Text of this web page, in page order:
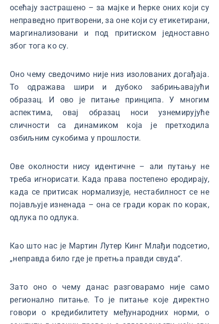
осећају застрашено – за мајке и ћерке оних који су
неправедно притворени, за оне који су етикетирани,
маргинализовани и под притиском једноставно
због тога ко су.
Оно чему сведочимо није низ изолованих догађаја.
То одражава шири и дубоко забрињавајући
образац. И ово је питање принципа. У многим
аспектима, овај образац носи узнемирујуће
сличности са динамиком која је претходила
озбиљним сукобима у прошлости.
Ове околности нису идентичне – али путању не
треба игнорисати. Када права постепено еродирају,
када се притисак нормализује, нестабилност се не
појављује изненада – она се гради корак по корак,
одлука по одлука.
Као што нас је Мартин Лутер Кинг Млађи подсетио,
„неправда било где је претња правди свуда“.
Зато оно о чему данас разговарамо није само
регионално питање. То је питање које директно
говори о кредибилитету међународних норми, о